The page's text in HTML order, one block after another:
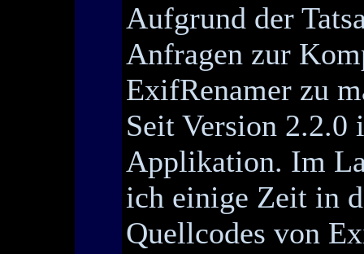
Aufgrund der
Anfragen zur
ExifRenamer zu
Seit Version
Applikation. Im
ich einige Zeit in
Quellcodes von